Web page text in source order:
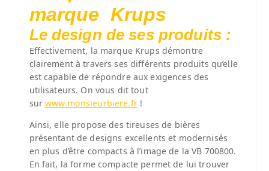
marque Krups
Le design de ses produits :
Effectivement, la marque Krups démontre
clairement à travers ses différents produits qu’elle
est capable de répondre aux exigences des
utilisateurs. On vous dit tout
surwww.monsieurbiere.fr!
Ainsi, elle propose des tireuses de bières
présentant de designs excellents et modernisés
en plus d’être compacts à l’image de la VB 700800.
En fait, la forme compacte permet de lui trouver